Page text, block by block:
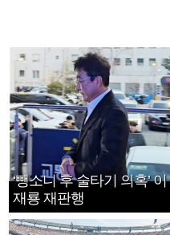
‘뺑소니 후 술타기 의혹’ 이
재룡 재판행